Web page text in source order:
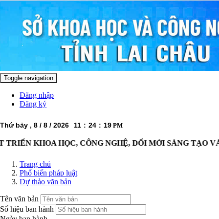
Toggle navigation
nhân
kế
Đăng nhập
Đăng ký
Thứ bảy , 8 / 8 / 2026 11 : 24 : 19 PM
KHOA HỌC, CÔNG NGHỆ, ĐỔI MỚI SÁNG TẠO
Trang chủ
Phổ biến pháp luật
Dự thảo văn bản
Tên văn bản
Số hiệu ban hành